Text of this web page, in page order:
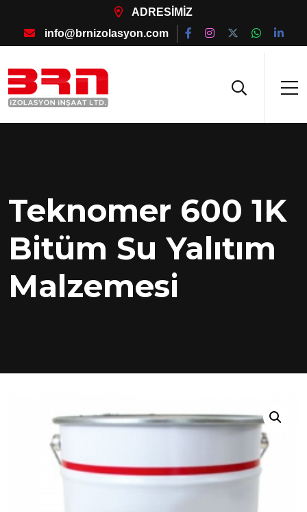
ADRESİMİZ
info@brnizolasyon.com
Teknomer 600 1K
Bitüm Su Yalıtım
Malzemesi